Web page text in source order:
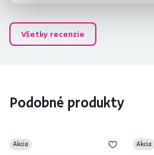
Všetky recenzie
Podobné produkty
Akcia Akcia